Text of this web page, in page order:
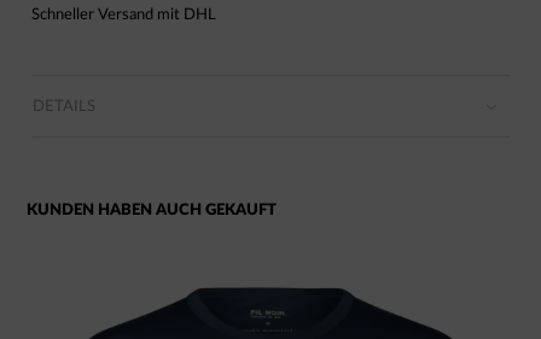
Schneller Versand mit DHL
DETAILS
KUNDEN HABEN AUCH GEKAUFT